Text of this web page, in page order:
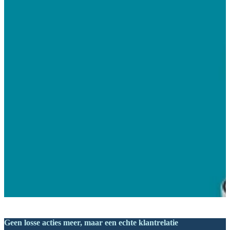
Geen losse acties meer, maar een echte klantrelatie